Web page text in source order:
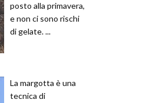
posto alla primavera,
e non ci sono rischi
di gelate. ...
La margotta è una
tecnica di